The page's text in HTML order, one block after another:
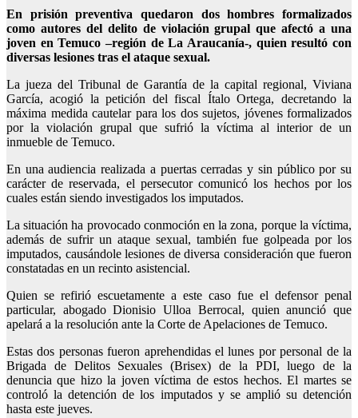
En prisión preventiva quedaron dos hombres formalizados
como autores del delito de violación grupal que afectó a una
joven en Temuco –región de La Araucanía-, quien resultó con
diversas lesiones tras el ataque sexual.
La jueza del Tribunal de Garantía de la capital regional, Viviana
García, acogió la petición del fiscal Ítalo Ortega, decretando la
máxima medida cautelar para los dos sujetos, jóvenes formalizados
por la violación grupal que sufrió la víctima al interior de un
inmueble de Temuco.
En una audiencia realizada a puertas cerradas y sin público por su
carácter de reservada, el persecutor comunicó los hechos por los
cuales están siendo investigados los imputados.
La situación ha provocado conmoción en la zona, porque la víctima,
además de sufrir un ataque sexual, también fue golpeada por los
imputados, causándole lesiones de diversa consideración que fueron
constatadas en un recinto asistencial.
Quien se refirió escuetamente a este caso fue el defensor penal
particular, abogado Dionisio Ulloa Berrocal, quien anunció que
apelará a la resolución ante la Corte de Apelaciones de Temuco.
Estas dos personas fueron aprehendidas el lunes por personal de la
Brigada de Delitos Sexuales (Brisex) de la PDI, luego de la
denuncia que hizo la joven víctima de estos hechos. El martes se
controló la detención de los imputados y se amplió su detención
hasta este jueves.